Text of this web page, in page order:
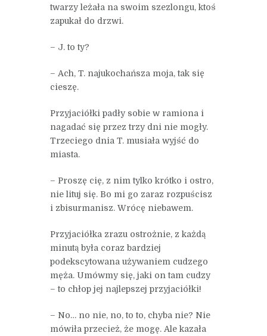
twarzy leżała na swoim szezlongu, ktoś
zapukał do drzwi.
– J. to ty?
– Ach, T. najukochańsza moja, tak się
cieszę.
Przyjaciółki padły sobie w ramiona i
nagadać się przez trzy dni nie mogły.
Trzeciego dnia T. musiała wyjść do
miasta.
– Proszę cię, z nim tylko krótko i ostro,
nie lituj się. Bo mi go zaraz rozpuścisz
i zbisurmanisz. Wrócę niebawem.
Przyjaciółka zrazu ostrożnie, z każdą
minutą była coraz bardziej
podekscytowana używaniem cudzego
męża. Umówmy się, jaki on tam cudzy
– to chłop jej najlepszej przyjaciółki!
– No… no nie, no, to to, chyba nie? Nie
mówiła przecież, że mogę. Ale kazała